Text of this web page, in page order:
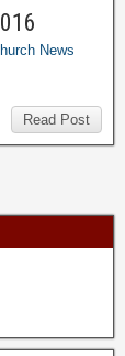
News
Read Post